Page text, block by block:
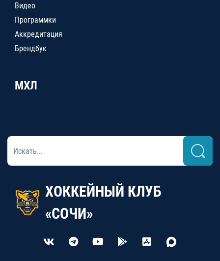
Видео
Программки
Аккредитация
Брендбук
МХЛ
ХОККЕЙНЫЙ КЛУБ
«СОЧИ»